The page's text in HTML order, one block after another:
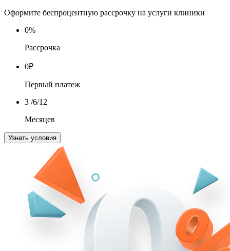
Оформите беспроцентную рассрочку на услуги клиники
0%
Рассрочка
0₽
Первый платеж
3 /6/12
Месяцев
Узнать условия